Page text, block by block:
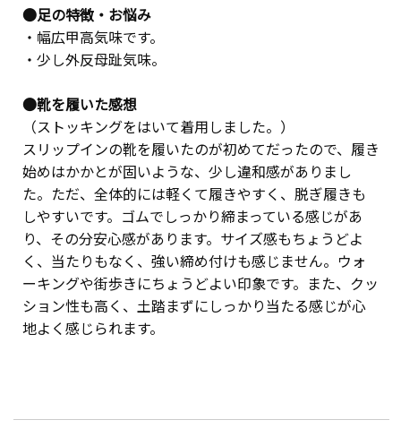
●足の特徴・お悩み
・幅広甲高気味です。
・少し外反母趾気味。
●靴を履いた感想
（ストッキングをはいて着用しました。）
スリップインの靴を履いたのが初めてだったので、履き
始めはかかとが固いような、少し違和感がありまし
た。ただ、全体的には軽くて履きやすく、脱ぎ履きも
しやすいです。ゴムでしっかり締まっている感じがあ
り、その分安心感があります。サイズ感もちょうどよ
く、当たりもなく、強い締め付けも感じません。ウォ
ーキングや街歩きにちょうどよい印象です。また、クッ
ション性も高く、土踏まずにしっかり当たる感じが心
地よく感じられます。